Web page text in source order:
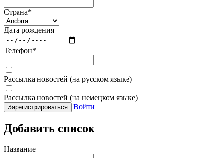
Страна*
Дата рождения
Телефон*
Рассылка новостей (на русском языке)
Рассылка новостей (на немецком языке)
Зарегистрироваться Войти
Добавить список
Название